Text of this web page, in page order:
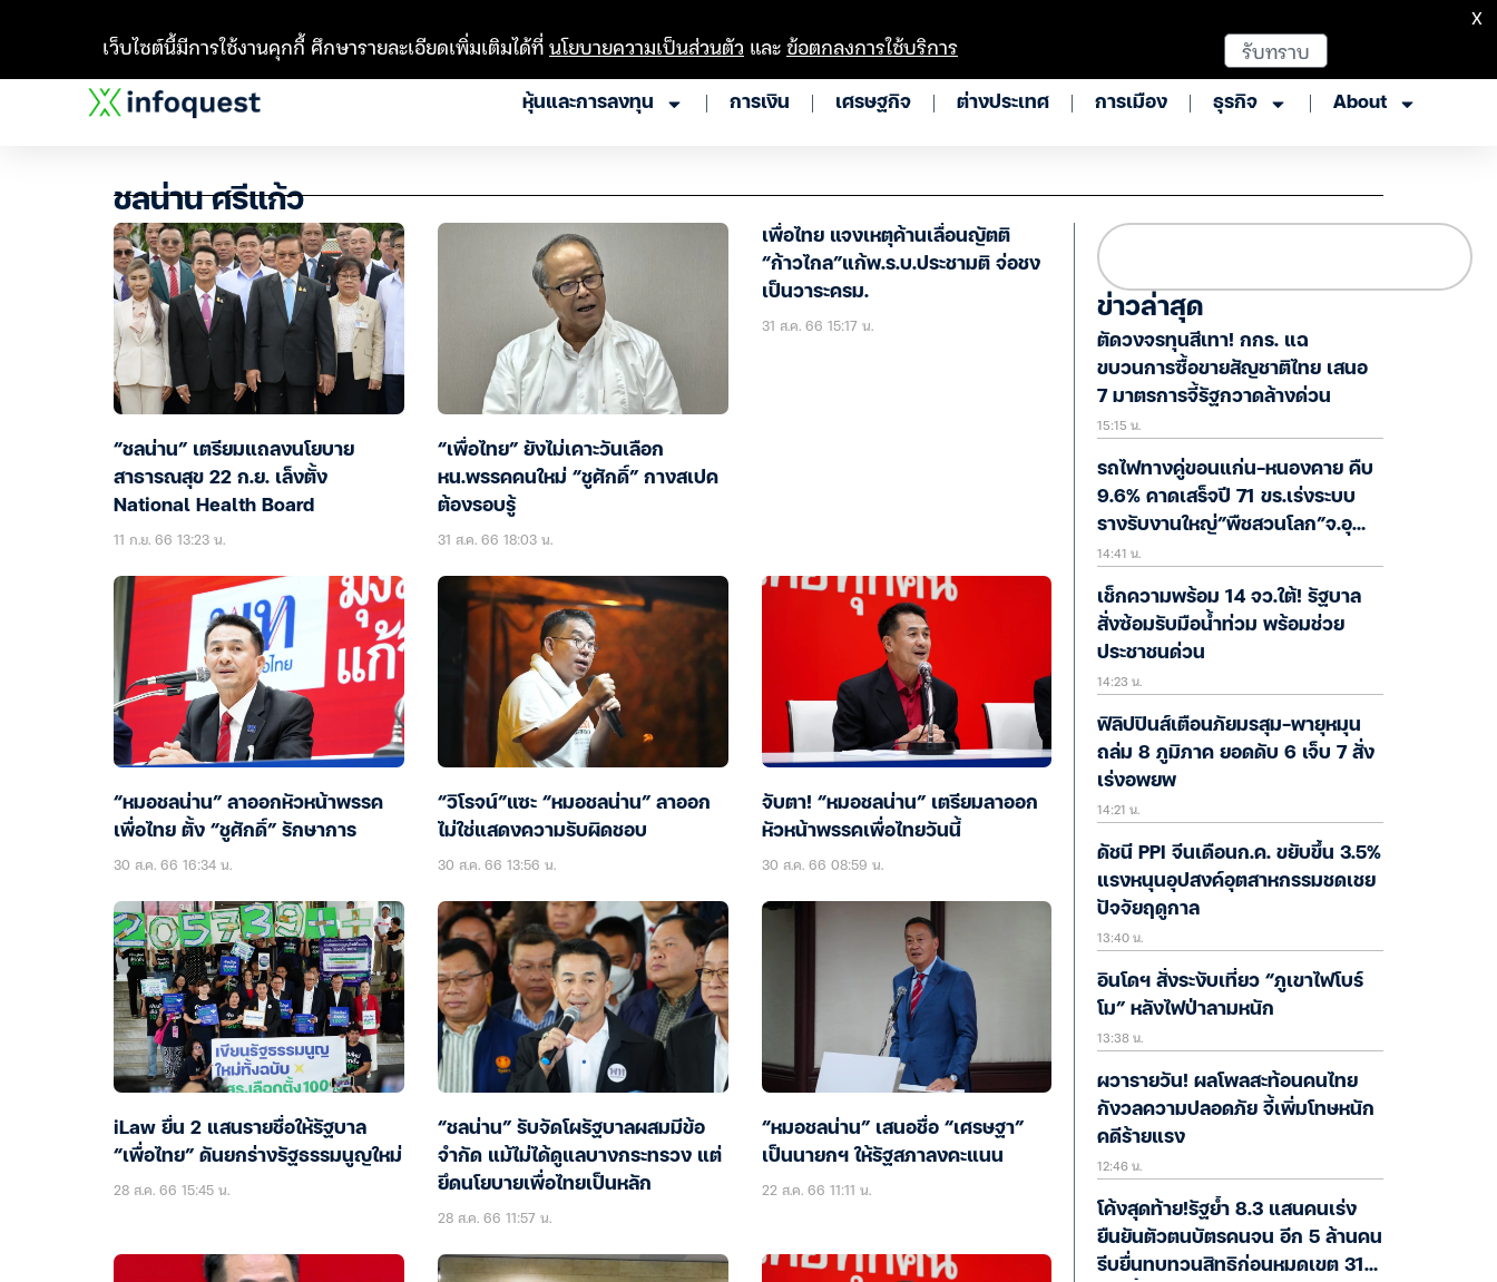
หุ้นและการลงทุน การเงิน เศรษฐกิจ ต่างประเทศ การเมือง ธุรกิจ About
ชลน่าน ศรีแก้ว
“ชลน่าน” เตรียมแถลงนโยบาย
สาธารณสุข 22 ก.ย. เล็งตั้ง
National Health Board
11 ก.ย. 66 13:23 น.
“เพื่อไทย” ยังไม่เคาะวันเลือก
หน.พรรคคนใหม่ “ชูศักดิ์” กางสเปค
ต้องรอบรู้
31 ส.ค. 66 18:03 น.
เพื่อไทย แจงเหตุค้านเลื่อนญัตติ
“ก้าวไกล”แก้พ.ร.บ.ประชามติ จ่อชง
เป็นวาระครม.
31 ส.ค. 66 15:17 น.
“หมอชลน่าน” ลาออกหัวหน้าพรรค
เพื่อไทย ตั้ง “ชูศักดิ์” รักษาการ
30 ส.ค. 66 16:34 น.
“วิโรจน์”แซะ “หมอชลน่าน” ลาออก
ไม่ใช่แสดงความรับผิดชอบ
30 ส.ค. 66 13:56 น.
จับตา! “หมอชลน่าน” เตรียมลาออก
หัวหน้าพรรคเพื่อไทยวันนี้
30 ส.ค. 66 08:59 น.
iLaw ยื่น 2 แสนรายชื่อให้รัฐบาล
“เพื่อไทย” ดันยกร่างรัฐธรรมนูญใหม่
28 ส.ค. 66 15:45 น.
“ชลน่าน” รับจัดโผรัฐบาลผสมมีข้อ
จำกัด แม้ไม่ได้ดูแลบางกระทรวง แต่
ยึดนโยบายเพื่อไทยเป็นหลัก
28 ส.ค. 66 11:57 น.
“หมอชลน่าน” เสนอชื่อ “เศรษฐา”
เป็นนายกฯ ให้รัฐสภาลงคะแนน
22 ส.ค. 66 11:11 น.
ข่าวล่าสุด
ตัดวงจรทุนสีเทา! กกร. แฉ
ขบวนการซื้อขายสัญชาติไทย เสนอ
7 มาตรการจี้รัฐกวาดล้างด่วน
15:15 น.
รถไฟทางคู่ขอนแก่น-หนองคาย คืบ
9.6% คาดเสร็จปี 71 ขร.เร่งระบบ
รางรับงานใหญ่”พืชสวนโลก”จ.อุ
ดรฯ
14:41 น.
เช็กความพร้อม 14 จว.ใต้! รัฐบาล
สั่งซ้อมรับมือน้ำท่วม พร้อมช่วย
ประชาชนด่วน
14:23 น.
ฟิลิปปินส์เตือนภัยมรสุม-พายุหมุน
ถล่ม 8 ภูมิภาค ยอดดับ 6 เจ็บ 7 สั่ง
เร่งอพยพ
14:21 น.
ดัชนี PPI จีนเดือนก.ค. ขยับขึ้น 3.5%
แรงหนุนอุปสงค์อุตสาหกรรมชดเชย
ปัจจัยฤดูกาล
13:40 น.
อินโดฯ สั่งระงับเที่ยว “ภูเขาไฟโบร์
โม” หลังไฟป่าลามหนัก
13:38 น.
ผวารายวัน! ผลโพลสะท้อนคนไทย
กังวลความปลอดภัย จี้เพิ่มโทษหนัก
คดีร้ายแรง
12:46 น.
โค้งสุดท้าย!รัฐย้ำ 8.3 แสนคนเร่ง
ยืนยันตัวตนบัตรคนจน อีก 5 ล้านคน
รีบยื่นทบทวนสิทธิก่อนหมดเขต 31
เว็บไซต์นี้มีการใช้งานคุกกี้ ศึกษารายละเอียดเพิ่มเติมได้ที่นโยบายความเป็นส่วนตัว และข้อตกลงการใช้บริการ รับทราบ
X